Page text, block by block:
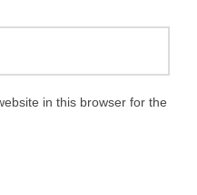
in this browser for the